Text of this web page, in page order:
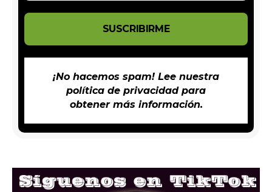
¡No hacemos spam! Lee nuestra
política de privacidadpara
obtener más información.